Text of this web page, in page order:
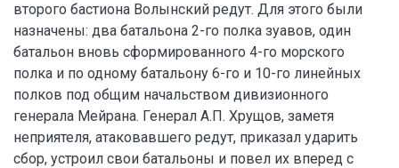
второго бастиона Волынский редут. Для этого были
назначены: два батальона 2-го полка зуавов, один
батальон вновь сформированного 4-го морского
полка и по одному батальону 6-го и 10-го линейных
полков под общим начальством дивизионного
генерала Мейрана. Генерал А.П. Хрущов, заметя
неприятеля, атаковавшего редут, приказал ударить
сбор, устроил свои батальоны и повел их вперед с